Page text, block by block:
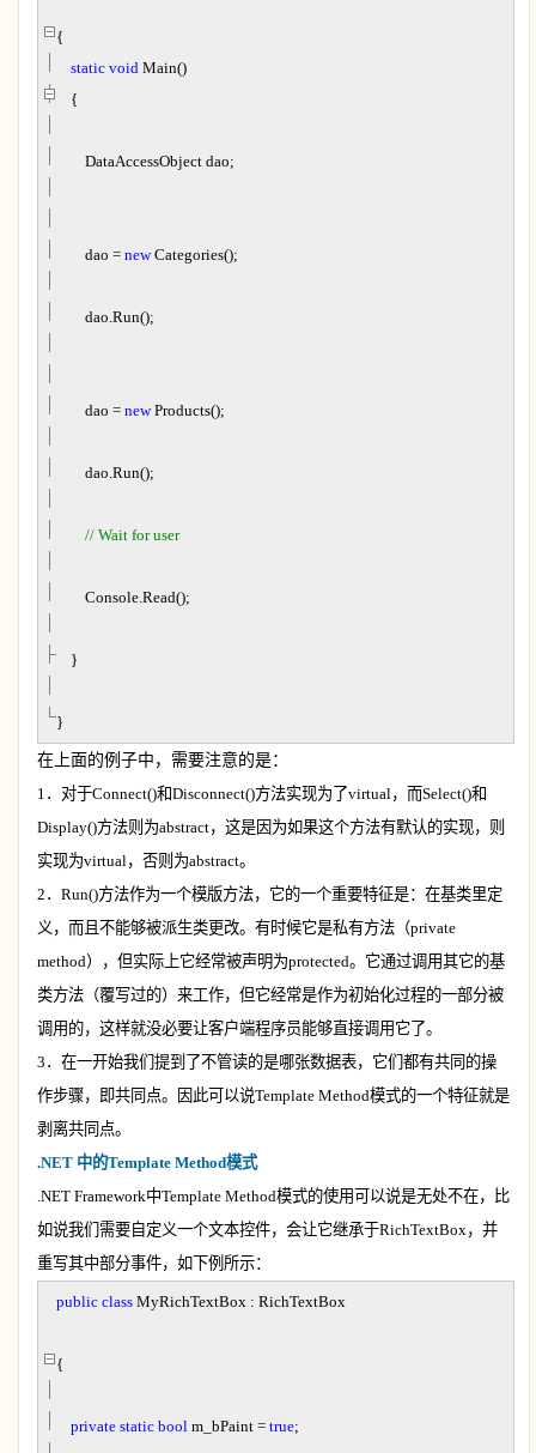
{
static void Main()
{
DataAccessObject dao;
dao = newCategories();
dao.Run();
dao = newProducts();
dao.Run();
// Wait for user
Console.Read();
}
}
在上面的例子中，需要注意的是：
1 ．对于Connect()和Disconnect()方法实现为了virtual，而Select()和
Display()方法则为abstract，这是因为如果这个方法有默认的实现，则
实现为virtual，否则为abstract。
2 ． Run()方法作为一个模版方法，它的一个重要特征是：在基类里定
义，而且不能够被派生类更改。有时候它是私有方法（private
method），但实际上它经常被声明为protected。它通过调用其它的基
类方法（覆写过的）来工作，但它经常是作为初始化过程的一部分被
调用的，这样就没必要让客户端程序员能够直接调用它了。
3 ．在一开始我们提到了不管读的是哪张数据表，它们都有共同的操
作步骤，即共同点。因此可以说Template Method模式的一个特征就是
剥离共同点。
.NET 中的Template Method模式
.NET Framework中Template Method模式的使用可以说是无处不在，比
如说我们需要自定义一个文本控件，会让它继承于RichTextBox，并
重写其中部分事件，如下例所示：
public class MyRichTextBox : RichTextBox
{
private static bool m_bPaint = true;